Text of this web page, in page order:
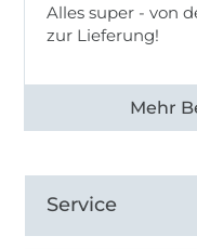
Alles super - von
zur Lieferung!
Alle 82968
Service